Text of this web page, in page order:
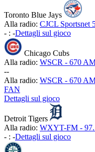
Toronto Blue Jays
Alla radio: CJCL Sportsnet
- : -Dettagli sul gioco
Chicago Cubs
Alla radio: WSCR - 670
--
Alla radio: WSCR - 670
FAN
Dettagli sul gioco
Detroit Tigers
Alla radio: WXYT-FM -
- : -Dettagli sul gioco